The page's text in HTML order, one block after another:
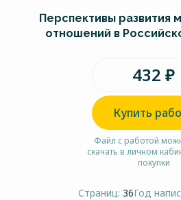
Перспективы
отношений в
432 ₽
Купить
Файл с работой
скачать в личном
покупки
Страниц: 36Год